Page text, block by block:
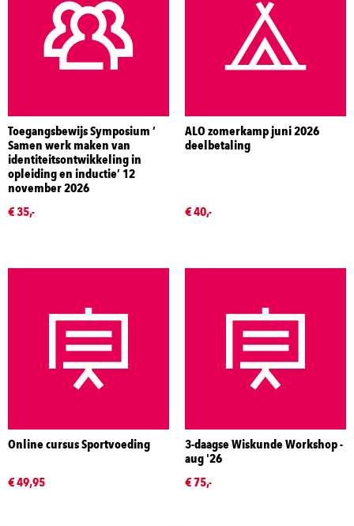
Toegangsbewijs Symposium ‘
Samen werk maken van
identiteitsontwikkeling in
opleiding en inductie’ 12
november 2026
€ 35,-
ALO zomerkamp juni 2026
deelbetaling
€ 40,-
Online cursus Sportvoeding
€ 49,95
3-daagse Wiskunde Workshop -
aug '26
€ 75,-